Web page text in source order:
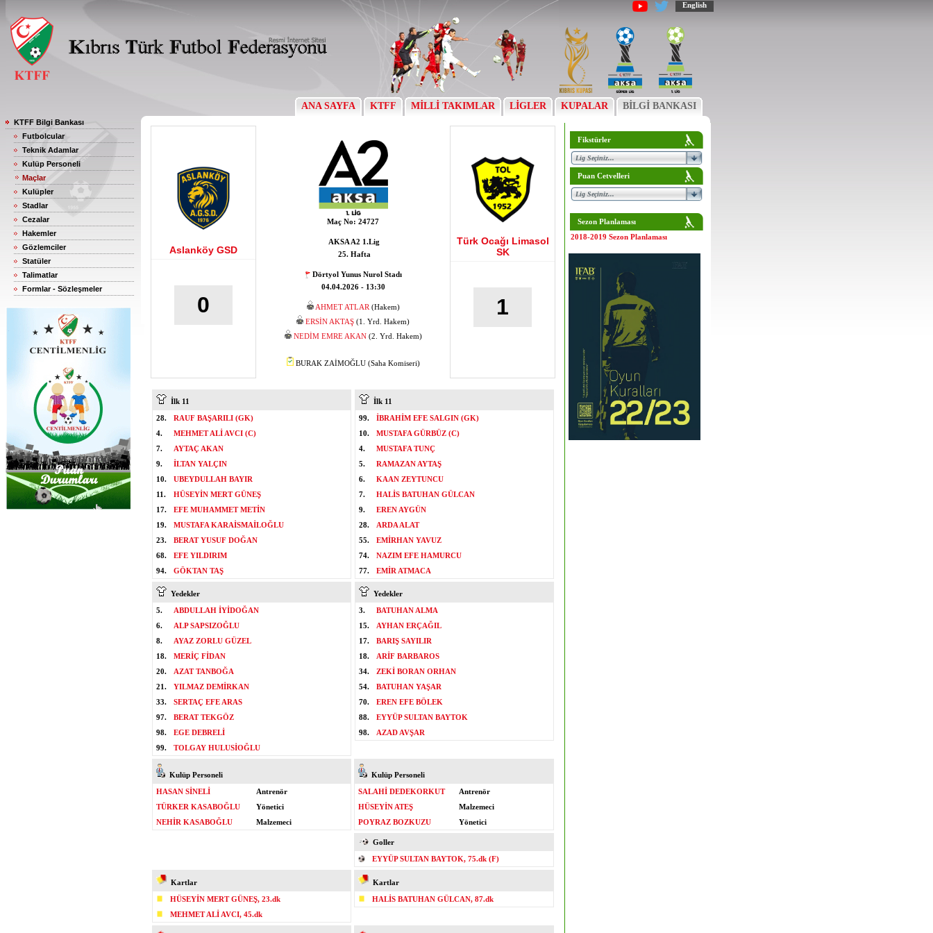
English
ANA SAYFA KTFF MİLLİ TAKIMLAR LİGLER KUPALAR BİLGİ BANKASI
KTFF Bilgi Bankası
Futbolcular
Teknik Adamlar
Kulüp Personeli
Maçlar
Kulüpler
Stadlar
Cezalar
Hakemler
Gözlemciler
Statüler
Talimatlar
Formlar - Sözleşmeler
Aslanköy GSD
0
Maç No: 24727
AKSA A2 1.Lig
25. Hafta
Dörtyol Yunus Nurol Stadı
04.04.2026 - 13:30
AHMET ATLAR (Hakem)
ERSİN AKTAŞ (1. Yrd. Hakem)
NEDİM EMRE AKAN(2. Yrd. Hakem)
BURAK ZAİMOĞLU (Saha Komiseri)
Türk Ocağı Limasol
SK
1
İlk 11
28.
RAUF BAŞARILI (GK)
4.
MEHMET ALİ AVCI (C)
7.
AYTAÇ AKAN
9.
İLTAN YALÇIN
10.
UBEYDULLAH BAYIR
11.
HÜSEYİN MERT GÜNEŞ
17.
EFE MUHAMMET METİN
19.
MUSTAFA KARAİSMAİLOĞLU
23.
BERAT YUSUF DOĞAN
68.
EFE YILDIRIM
94.
GÖKTAN TAŞ
İlk 11
99.
İBRAHİM EFE SALGIN (GK)
10.
MUSTAFA GÜRBÜZ (C)
4.
MUSTAFA TUNÇ
5.
RAMAZAN AYTAŞ
6.
KAAN ZEYTUNCU
7.
HALİS BATUHAN GÜLCAN
9.
EREN AYGÜN
28.
ARDA ALAT
55.
EMİRHAN YAVUZ
74.
NAZIM EFE HAMURCU
77.
EMİR ATMACA
Yedekler
5.
ABDULLAH İYİDOĞAN
6.
ALP SAPSIZOĞLU
8.
AYAZ ZORLU GÜZEL
18.
MERİÇ FİDAN
20.
AZAT TANBOĞA
21.
YILMAZ DEMİRKAN
33.
SERTAÇ EFE ARAS
97.
BERAT TEKGÖZ
98.
EGE DEBRELİ
99.
TOLGAY HULUSİOĞLU
Yedekler
3.
BATUHAN ALMA
15.
AYHAN ERÇAĞIL
17.
BARIŞ SAYILIR
18.
ARİF BARBAROS
34.
ZEKİ BORAN ORHAN
54.
BATUHAN YAŞAR
70.
EREN EFE BÖLEK
88.
EYYÜP SULTAN BAYTOK
98.
AZAD AVŞAR
Kulüp Personeli
HASAN SİNELİ
Antrenör
TÜRKER KASABOĞLU
Yönetici
NEHİR KASABOĞLU
Malzemeci
Kulüp Personeli
SALAHİ DEDEKORKUT
Antrenör
HÜSEYİN ATEŞ
Malzemeci
POYRAZ BOZKUZU
Yönetici
Goller
EYYÜP SULTAN BAYTOK, 75.dk (F)
Kartlar
HÜSEYİN MERT GÜNEŞ, 23.dk
MEHMET ALİ AVCI, 45.dk
Kartlar
HALİS BATUHAN GÜLCAN, 87.dk
Fikstürler
Puan Cetvelleri
Sezon Planlaması
2018-2019 Sezon Planlaması